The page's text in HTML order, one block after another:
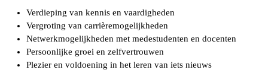
Verdieping van kennis en vaardigheden
Vergroting van carrièremogelijkheden
Netwerkmogelijkheden met medestudenten en docenten
Persoonlijke groei en zelfvertrouwen
Plezier en voldoening in het leren van iets nieuws